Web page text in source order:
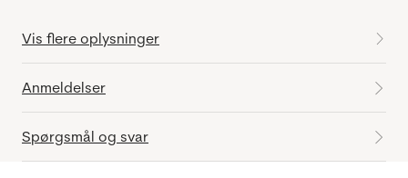
Vis flere oplysninger
Anmeldelser
Spørgsmål og svar